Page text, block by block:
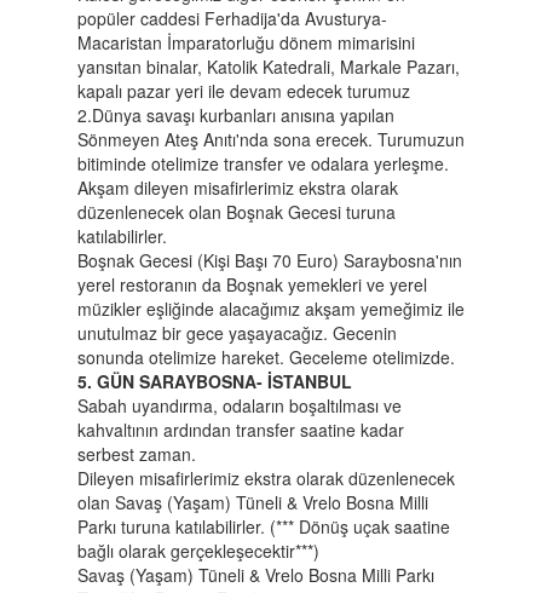
popüler caddesi Ferhadija'da Avusturya-
Macaristan İmparatorluğu dönem mimarisini
yansıtan binalar, Katolik Katedrali, Markale Pazarı,
kapalı pazar yeri ile devam edecek turumuz
2.Dünya savaşı kurbanları anısına yapılan
Sönmeyen Ateş Anıtı'nda sona erecek. Turumuzun
bitiminde otelimize transfer ve odalara yerleşme.
Akşam dileyen misafirlerimiz ekstra olarak
düzenlenecek olan Boşnak Gecesi turuna
katılabilirler.
Boşnak Gecesi (Kişi Başı 70 Euro) Saraybosna'nın
yerel restoranın da Boşnak yemekleri ve yerel
müzikler eşliğinde alacağımız akşam yemeğimiz ile
unutulmaz bir gece yaşayacağız. Gecenin
sonunda otelimize hareket. Geceleme otelimizde.
5. GÜN SARAYBOSNA- İSTANBUL
Sabah uyandırma, odaların boşaltılması ve
kahvaltının ardından transfer saatine kadar
serbest zaman.
Dileyen misafirlerimiz ekstra olarak düzenlenecek
olan Savaş (Yaşam) Tüneli & Vrelo Bosna Milli
Parkı turuna katılabilirler. (*** Dönüş uçak saatine
bağlı olarak gerçekleşecektir***)
Savaş (Yaşam) Tüneli & Vrelo Bosna Milli Parkı